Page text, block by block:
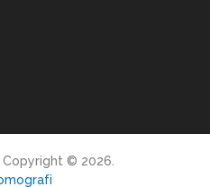
Copyright © 2026.